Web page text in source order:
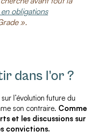
obligations
».
dans l’or ?
l’évolution future du
son contraire. Comme
et les discussions sur
convictions.